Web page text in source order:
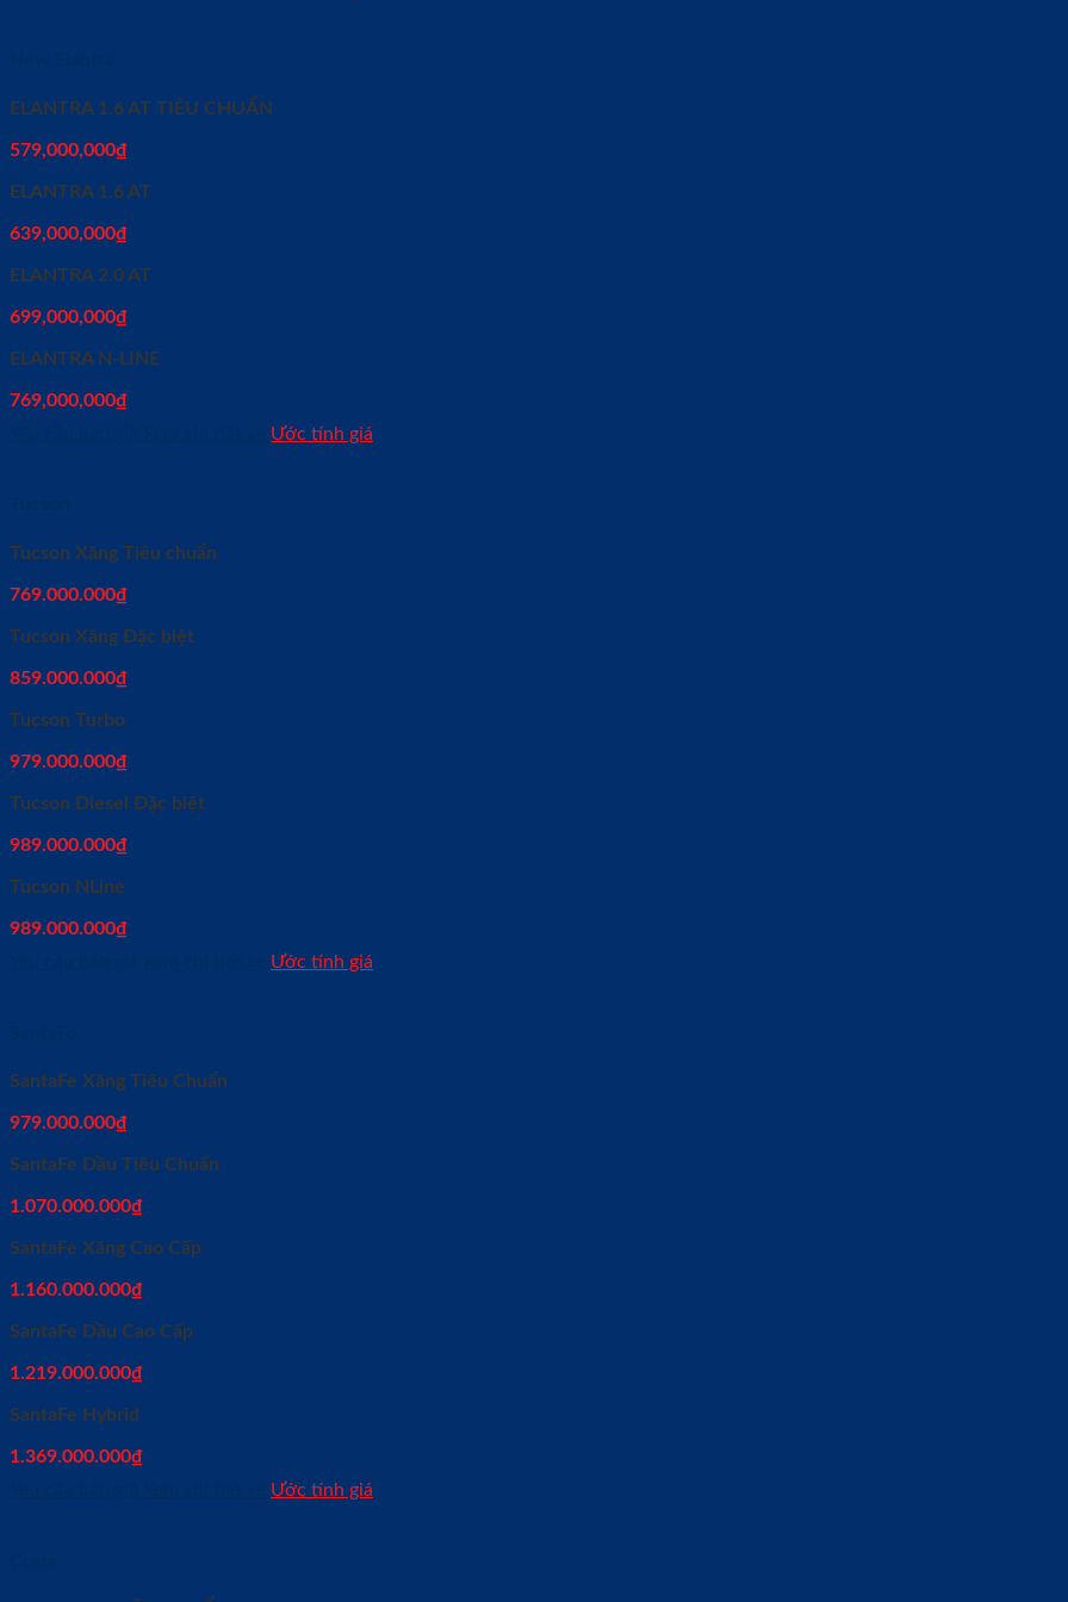
ELANTRA 1.6 AT TIÊU CHUẨN
579,000,000₫
ELANTRA 1.6 AT
639,000,000₫
ELANTRA 2.0 AT
699,000,000₫
ELANTRA N-LINE
769,000,000₫
Ước tính giá
Tucson Xăng Tiêu chuẩn
769.000.000₫
Tucson Xăng Đặc biệt
859.000.000₫
Tucson Turbo
979.000.000₫
Tucson Diesel Đặc biệt
989.000.000₫
Tucson NLine
989.000.000₫
Ước tính giá
SantaFe Xăng Tiêu Chuẩn
979.000.000₫
SantaFe Dầu Tiêu Chuẩn
1.070.000.000₫
SantaFe Xăng Cao Cấp
1.160.000.000₫
SantaFe Dầu Cao Cấp
1.219.000.000₫
SantaFe Hybrid
1.369.000.000₫
Ước tính giá